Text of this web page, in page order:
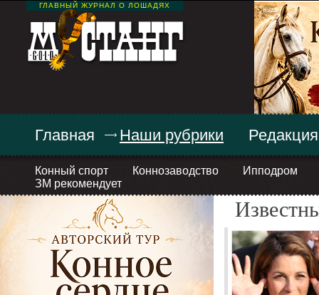
ГЛАВНЫЙ ЖУРНАЛ О ЛОШАДЯХ
Главная Наши рубрики
Конный спорт Коннозаводство
Ипподром
ЗМ рекомендует
Редакция